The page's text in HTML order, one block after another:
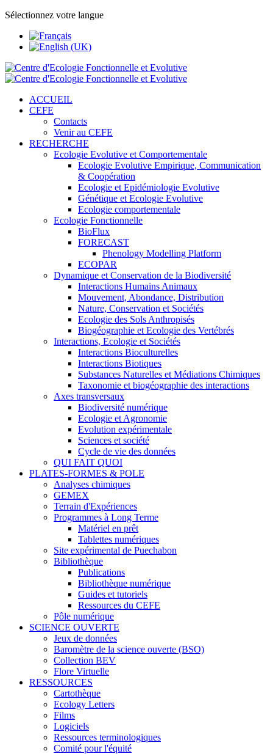
Sélectionnez votre langue
ACCUEIL
CEFE
Contacts
Venir au CEFE
RECHERCHE
Ecologie Evolutive et Comportementale
Ecologie Evolutive Empirique, Communication
& Coopération
Ecologie et Epidémiologie Evolutive
Génétique et Ecologie Evolutive
Ecologie comportementale
Ecologie Fonctionnelle
BioFlux
FORECAST
Phenology Modelling Platform
ECOPAR
Dynamique et Conservation de la Biodiversité
Interactions Humains Animaux
Mouvement, Abondance, Distribution
Nature, Conservation et Sociétés
Ecologie des Sols Anthropisés
Biogéographie et Ecologie des Vertébrés
Interactions, Ecologie et Sociétés
Interactions Bioculturelles
Interactions Biotiques
Substances Naturelles et Médiations Chimiques
Taxonomie et biogéographie des interactions
Axes transversaux
Biodiversité numérique
Ecologie et Agronomie
Evolution expérimentale
Sciences et société
Cycle de vie des données
QUI FAIT QUOI
PLATES-FORMES & POLE
Analyses chimiques
GEMEX
Terrain d'Expériences
Programmes à Long Terme
Matériel en prêt
Tablettes numériques
Site expérimental de Puechabon
Bibliothèque
Publications
Bibliothèque numérique
Guides et tutoriels
Ressources du CEFE
Pôle numérique
SCIENCE OUVERTE
Jeux de données
Baromètre de la science ouverte (BSO)
Collection BEV
Flore Virtuelle
RESSOURCES
Cartothèque
Ecology Letters
Films
Logiciels
Ressources terminologiques
Comité pour l'équité